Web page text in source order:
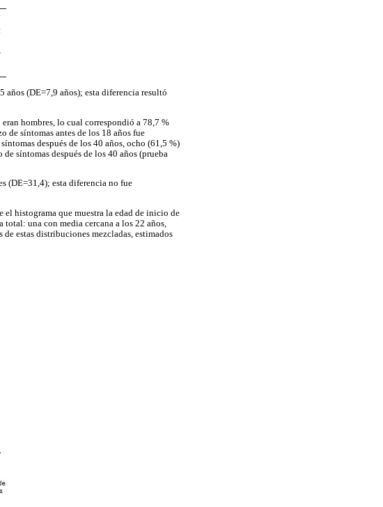
años (DE=7,9 años); esta diferencia resultó
hombres, lo cual correspondió a 78,7 %
de síntomas antes de los 18 años fue
después de los 40 años, ocho (61,5 %)
síntomas después de los 40 años (prueba
(DE=31,4); esta diferencia no fue
el histograma que muestra la edad de inicio de
total: una con media cercana a los 22 años,
estas distribuciones mezcladas, estimados